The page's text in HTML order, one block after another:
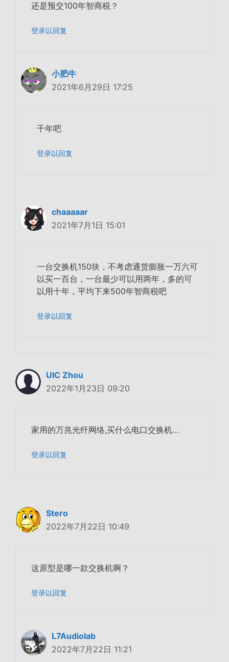
还是预交100年智商税？
登录以回复
小肥牛
2021年6月29日 17:25
千年吧
登录以回复
chaaaaar
2021年7月1日 15:01
一台交换机150块，不考虑通货膨胀一万六可
以买一百台，一台最少可以用两年，多的可
以用十年，平均下来500年智商税吧
登录以回复
UIC Zhou
2022年1月23日 09:20
家用的万兆光纤网络,买什么电口交换机…
登录以回复
Stero
2022年7月22日 10:49
这原型是哪一款交换机啊？
登录以回复
L7Audiolab
2022年7月22日 11:21